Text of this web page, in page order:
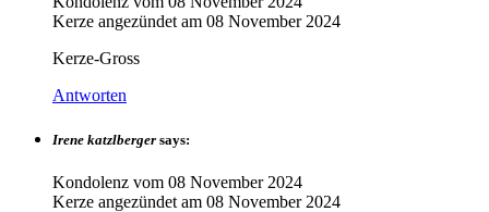
Kerze angezündet am 08 November 2024
Kerze-Gross
Antworten
Irene katzlberger says:
Kondolenz vom 08 November 2024
Kerze angezündet am 08 November 2024